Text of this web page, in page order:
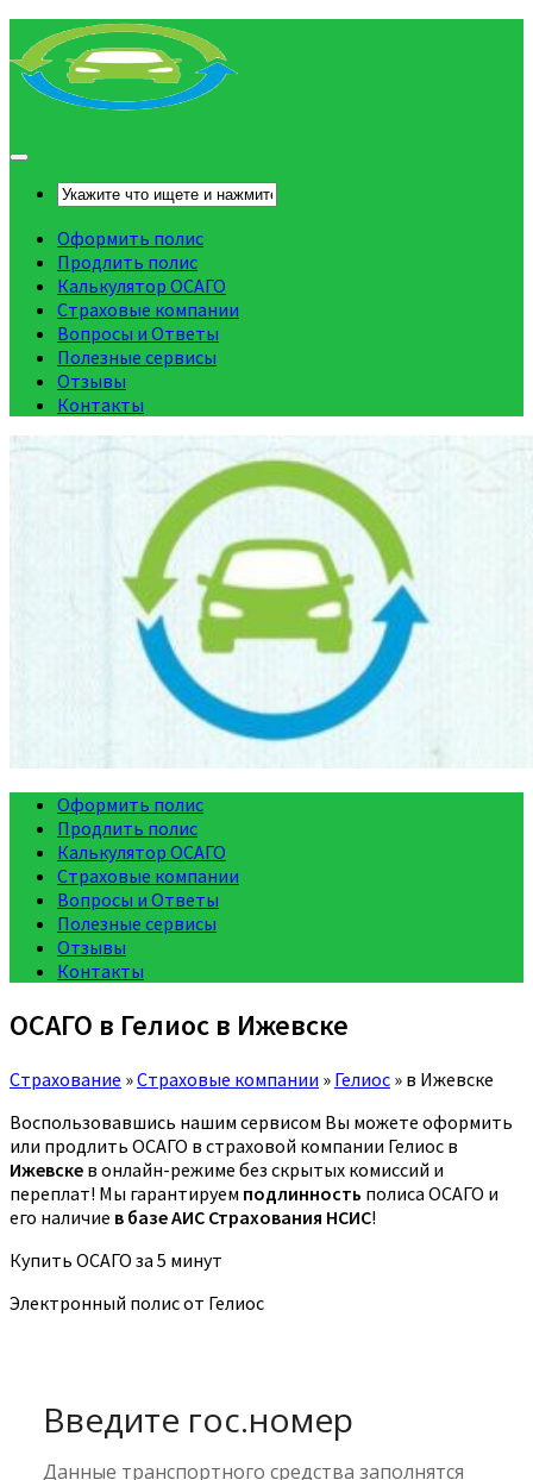
Оформить полис
Продлить полис
Калькулятор ОСАГО
Страховые компании
Вопросы и Ответы
Полезные сервисы
Отзывы
Контакты
Оформить полис
Продлить полис
Калькулятор ОСАГО
Страховые компании
Вопросы и Ответы
Полезные сервисы
Отзывы
Контакты
ОСАГО в Гелиос в Ижевске
Страхование »Страховые компании » Гелиос » в Ижевске
Воспользовавшись нашим сервисом Вы можете оформить
или продлить ОСАГО в страховой компании Гелиос в
Ижевске в онлайн-режиме без скрытых комиссий и
переплат! Мы гарантируем подлинность полиса ОСАГО и
его наличие в базе АИС Страхования НСИС!
Купить ОСАГО за 5 минут
Электронный полис от Гелиос